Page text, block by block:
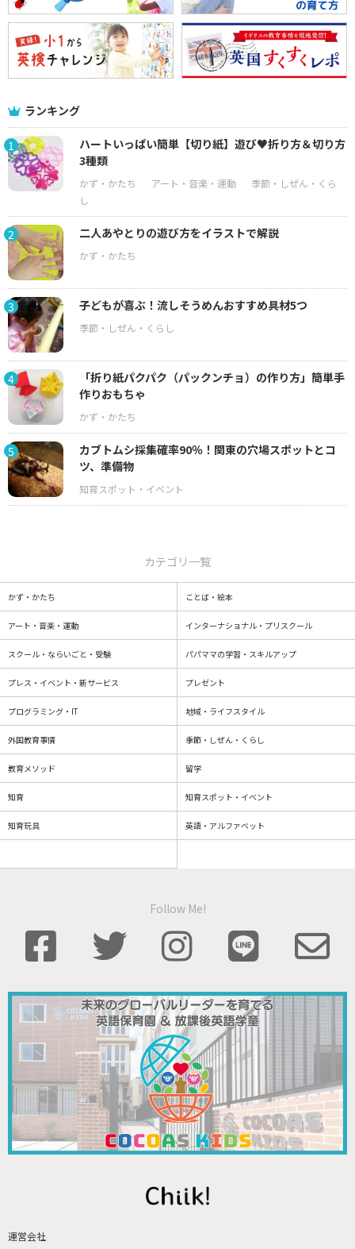
ランキング
1
ハートいっぱい簡単【切り紙】遊び♥折り方＆切り方
3種類
2 二人あやとりの遊び方をイラストで解説
3 子どもが喜ぶ！流しそうめんおすすめ具材5つ
4
「折り紙パクパク（パックンチョ）の作り方」簡単手
作りおもちゃ
5
カブトムシ採集確率90％！関東の穴場スポットとコ
ツ、準備物
運営会社
カテゴリ一覧
かず・かたち ことば・絵本
アート・音楽・運動 インターナショナル・プリスクール
スクール・ならいごと・受験 パパママの学習・スキルアップ
プレス・イベント・新サービス プレゼント
プログラミング・IT 地域・ライフスタイル
外国教育事情 季節・しぜん・くらし
教育メソッド 留学
知育 知育スポット・イベント
知育玩具 英語・アルファベット
Follow Me!